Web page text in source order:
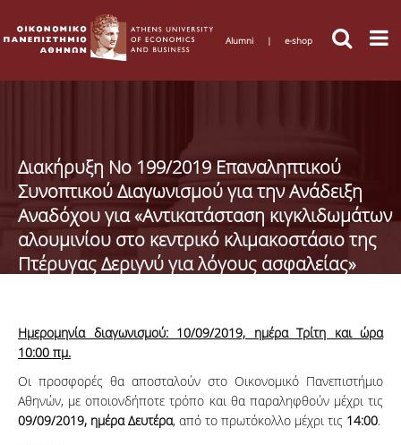
Alumni | e-shop
Διακήρυξη Νο 199/2019 Επαναληπτικού
Συνοπτικού Διαγωνισμού για την Ανάδειξη
Αναδόχου για «Αντικατάσταση κιγκλιδωμάτων
αλουμινίου στο κεντρικό κλιμακοστάσιο της
Πτέρυγας Δεριγνύ για λόγους ασφαλείας»
Ημερομηνία διαγωνισμού: 10/09/2019, ημέρα Τρίτη και ώρα
10:00 πμ.
Οι προσφορές θα αποσταλούν στο Οικονομικό Πανεπιστήμιο
Αθηνών, με οποιονδήποτε τρόπο και θα παραληφθούν μέχρι τις
09/09/2019, ημέρα Δευτέρα, από το πρωτόκολλο μέχρι τις 14:00.